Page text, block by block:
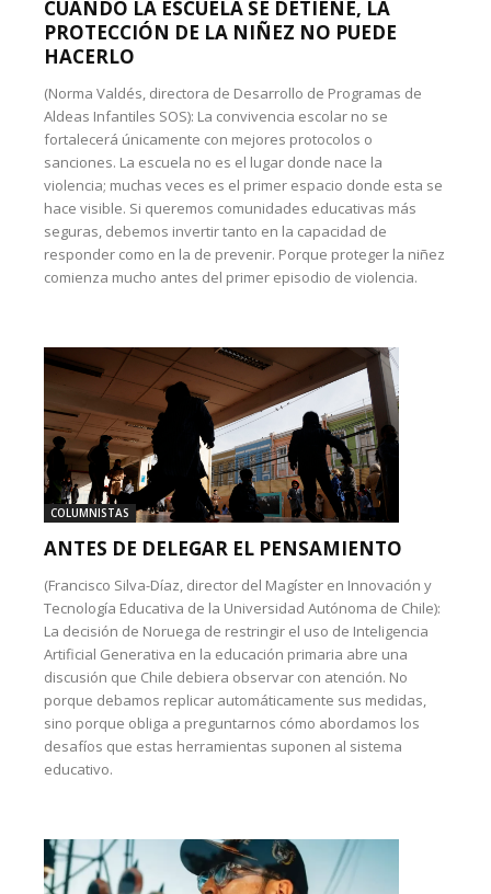
CUANDO LA ESCUELA SE DETIENE, LA
PROTECCIÓN DE LA NIÑEZ NO PUEDE
HACERLO
(Norma Valdés, directora de Desarrollo de Programas de
Aldeas Infantiles SOS): La convivencia escolar no se
fortalecerá únicamente con mejores protocolos o
sanciones. La escuela no es el lugar donde nace la
violencia; muchas veces es el primer espacio donde esta se
hace visible. Si queremos comunidades educativas más
seguras, debemos invertir tanto en la capacidad de
responder como en la de prevenir. Porque proteger la niñez
comienza mucho antes del primer episodio de violencia.
COLUMNISTAS
ANTES DE DELEGAR EL PENSAMIENTO
(Francisco Silva-Díaz, director del Magíster en Innovación y
Tecnología Educativa de la Universidad Autónoma de Chile):
La decisión de Noruega de restringir el uso de Inteligencia
Artificial Generativa en la educación primaria abre una
discusión que Chile debiera observar con atención. No
porque debamos replicar automáticamente sus medidas,
sino porque obliga a preguntarnos cómo abordamos los
desafíos que estas herramientas suponen al sistema
educativo.